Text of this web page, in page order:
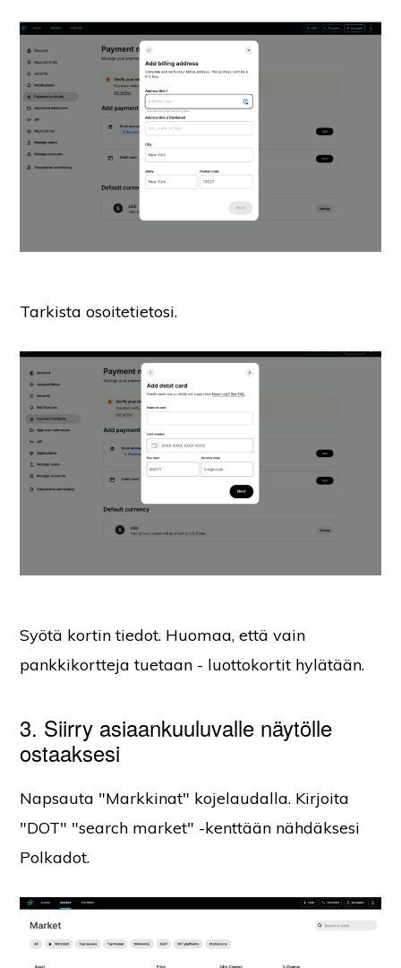
Tarkista osoitetietosi.
Syötä kortin tiedot. Huomaa, että vain
pankkikortteja tuetaan - luottokortit hylätään.
3. Siirry asiaankuuluvalle näytölle
ostaaksesi
Napsauta "Markkinat" kojelaudalla. Kirjoita
"DOT" "search market" -kenttään nähdäksesi
Polkadot.